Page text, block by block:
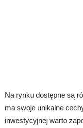
Na rynku dostępne są
ma swoje unikalne
inwestycyjnej warto